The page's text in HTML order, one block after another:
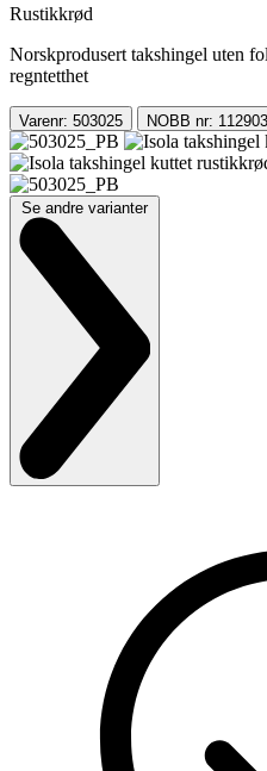
Rustikkrød
Norskprodusert takshingel uten
regntetthet
Varenr: 503025 NOBB nr:
Se andre varianter